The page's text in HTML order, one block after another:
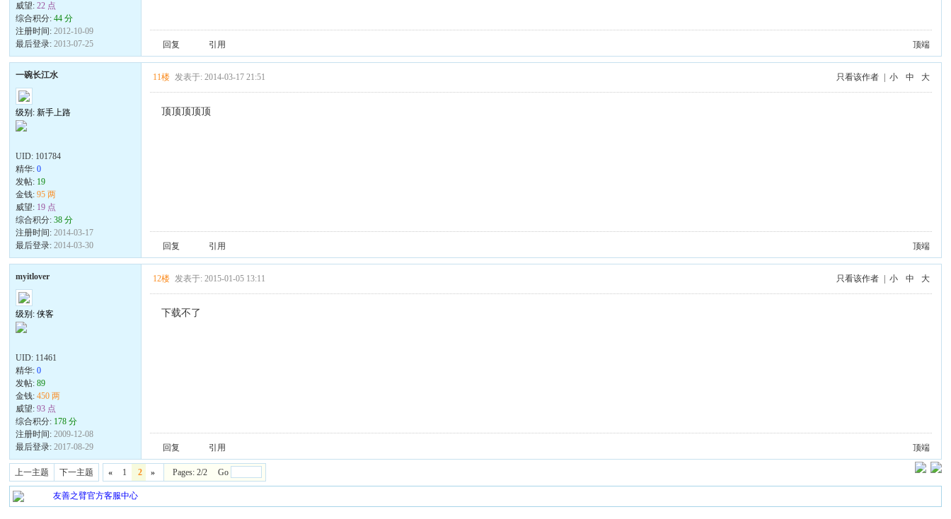
威望:22 点
综合积分:44 分
注册时间:2012-10-09
最后登录:2013-07-25 顶端
回复 引用
一碗长江水
级别: 新手上路
UID: 101784
精华:0
发帖: 19
金钱:95 两
威望: 19 点
综合积分:38 分
注册时间:2014-03-17
最后登录:2014-03-30
11楼 发表于: 2014-03-17 21:51 只看该作者 小 中 大
顶顶顶顶顶
顶端
回复 引用
myitlover
级别: 侠客
UID: 11461
精华:0
发帖:89
金钱:450 两
威望:93 点
综合积分: 178 分
注册时间:2009-12-08
最后登录:2017-08-29
12楼 发表于: 2015-01-05 13:11 只看该作者 小 中 大
下载不了
顶端
回复 引用
上一主题 下一主题 « 1 2 » Pages: 2/2 Go
友善之臂官方客服中心